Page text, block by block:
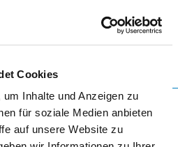
Cookies
Inhalte und Anzeigen zu
für soziale Medien anbieten
auf unsere Website zu